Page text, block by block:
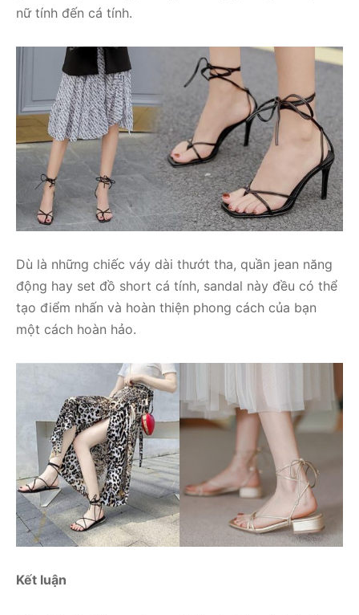
nữ tính đến cá tính.
Dù là những chiếc váy dài thướt tha, quần jean năng
động hay set đồ short cá tính, sandal này đều có thể
tạo điểm nhấn và hoàn thiện phong cách của bạn
một cách hoàn hảo.
Kết luận